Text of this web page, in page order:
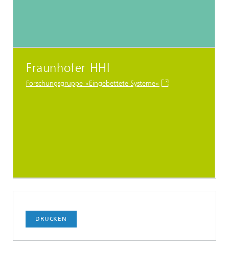
Fraunhofer HHI
Forschungsgruppe »Eingebettete Systeme«
DRUCKEN